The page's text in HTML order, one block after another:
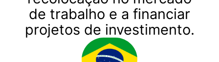
de trabalho e a financiar
projetos de investimento.